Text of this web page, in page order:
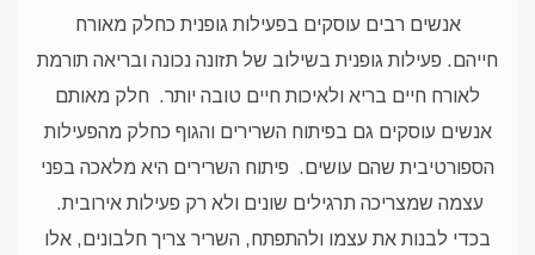
אנשים רבים עוסקים בפעילות גופנית כחלק מאורח
חייהם. פעילות גופנית בשילוב של תזונה נכונה ובריאה תורמת
לאורח חיים בריא ולאיכות חיים טובה יותר. חלק מאותם
אנשים עוסקים גם בפיתוח השרירים והגוף כחלק מהפעילות
הספורטיבית שהם עושים. פיתוח השרירים היא מלאכה בפני
עצמה שמצריכה תרגילים שונים ולא רק פעילות אירובית.
בכדי לבנות את עצמו ולהתפתח, השריר צריך חלבונים, אלו